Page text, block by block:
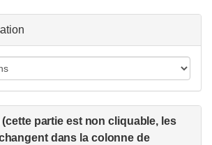
(cette partie est non cliquable, les
dans la colonne de